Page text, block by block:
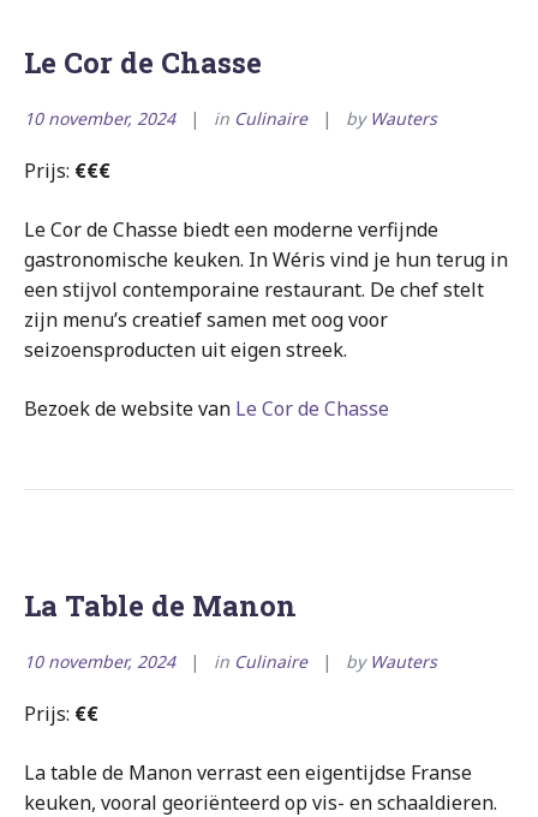
Le Cor de Chasse
10 november, 2024 in Culinaire by Wauters
Prijs: €€€
Le Cor de Chasse biedt een moderne verfijnde
gastronomische keuken. In Wéris vind je hun terug in
een stijvol contemporaine restaurant. De chef stelt
zijn menu’s creatief samen met oog voor
seizoensproducten uit eigen streek.
Bezoek de website van Le Cor de Chasse
La Table de Manon
10 november, 2024 in Culinaire by Wauters
Prijs: €€
La table de Manon verrast een eigentijdse Franse
keuken, vooral georiënteerd op vis- en schaaldieren.